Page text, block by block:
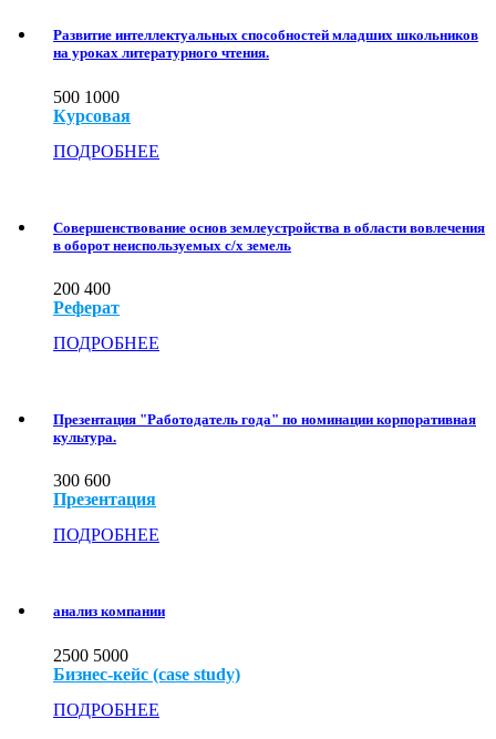
Развитие интеллектуальных способностей младших школьников
на уроках литературного чтения.
500 1000
Курсовая
ПОДРОБНЕЕ
Совершенствование основ землеустройства в области вовлечения
в оборот неиспользуемых с/х земель
200 400
Реферат
ПОДРОБНЕЕ
Презентация "Работодатель года" по номинации корпоративная
культура.
300 600
Презентация
ПОДРОБНЕЕ
анализ компании
2500 5000
Бизнес-кейс (case study)
ПОДРОБНЕЕ